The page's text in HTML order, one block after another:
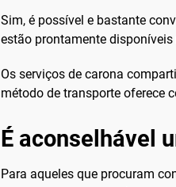
Sim, é possível e bastante
estão prontamente
Os serviços de carona
método de transporte oferece
É aconselhável
Para aqueles que procuram